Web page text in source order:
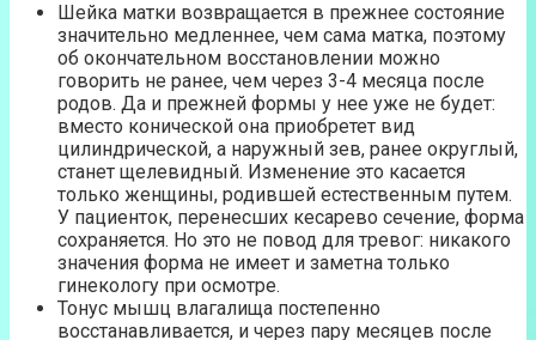
Шейка матки возвращается в прежнее состояние
значительно медленнее, чем сама матка, поэтому
об окончательном восстановлении можно
говорить не ранее, чем через 3-4 месяца после
родов. Да и прежней формы у нее уже не будет:
вместо конической она приобретет вид
цилиндрической, а наружный зев, ранее округлый,
станет щелевидный. Изменение это касается
только женщины, родившей естественным путем.
У пациенток, перенесших кесарево сечение, форма
сохраняется. Но это не повод для тревог: никакого
значения форма не имеет и заметна только
гинекологу при осмотре.
Тонус мышц влагалища постепенно
восстанавливается, и через пару месяцев после